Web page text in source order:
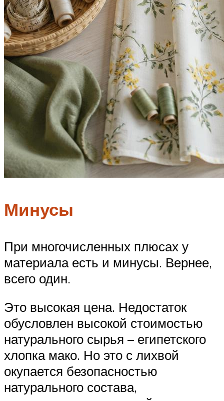
Минусы
При многочисленных плюсах у
материала есть и минусы. Вернее,
всего один.
Это высокая цена. Недостаток
обусловлен высокой стоимостью
натурального сырья – египетского
хлопка мако. Но это с лихвой
окупается безопасностью
натурального состава,